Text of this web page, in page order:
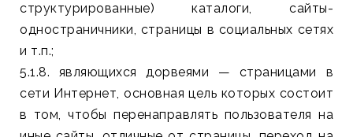
структурированные) каталоги, сайты-
одностраничники, страницы в социальных сетях
и т.п.;
5.1.8. являющихся дорвеями — страницами в
сети Интернет, основная цель которых состоит
в том, чтобы перенаправлять пользователя на